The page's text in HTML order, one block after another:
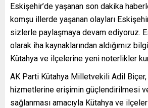
Eskişehir’de yaşanan son dakika
komşu illerde yaşanan olayları
sizlerle paylaşmaya devam ediyoruz.
olarak iha kaynaklarından aldığımız
Kütahya ve ilçelerine yeni noterlikler
AK Parti Kütahya Milletvekili Adil
hizmetlerine erişimin güçlendirilmesi
sağlanması amacıyla Kütahya ve